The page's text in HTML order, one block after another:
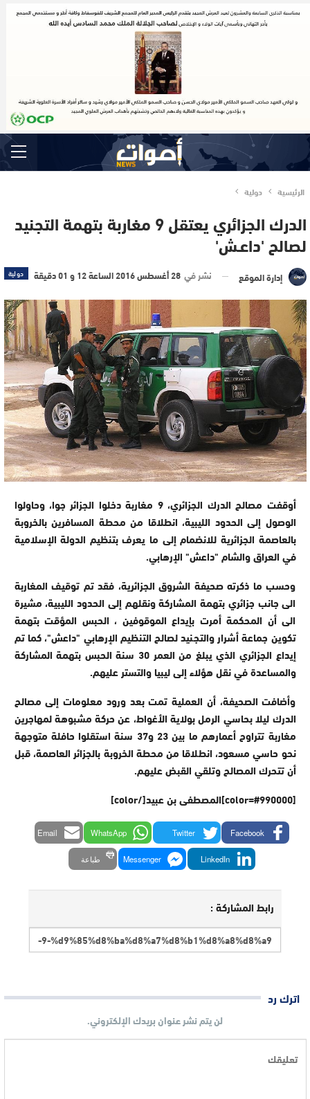
الرئيسية دولية
الدرك الجزائري يعتقل 9 مغاربة بتهمة التجنيد
لصالح 'داعـش'
دولية إدارة الموقع نشر في 28 أغسطس 2016 الساعة 12 و 01 دقيقة
أوقفت مصالح الدرك الجزائري، 9 مغاربة دخلوا الجزائر جوا، وحاولوا
الوصول إلى الحدود الليبية، انطلاقا من محطة المسافرين بالخروبة
بالعاصمة الجزائرية للانضمام إلى ما يعرف بتنظيم الدولة الإسلامية
في العراق والشام "داعش" الإرهابي.
وحسب ما ذكرته صحيفة الشروق الجزائرية، فقد تم توقيف المغاربة
الى جانب جزائري بتهمة المشاركة ونقلهم إلى الحدود الليبية، مشيرة
الى أن المحكمة أمرت بإيداع الموقوفين ، الحبس المؤقت بتهمة
تكوين جماعة أشرار والتجنيد لصالح التنظيم الإرهابي "داعش"، كما تم
إيداع الجزائري الذي يبلغ من العمر 30 سنة الحبس بتهمة المشاركة
والمساعدة في نقل هؤلاء إلى ليبيا والتستر عليهم.
وأضافت الصحيفة، أن العملية تمت بعد ورود معلومات إلى مصالح
الدرك ليلا بحاسي الرمل بولاية الأغواط، عن حركة مشبوهة لمهاجرين
مغاربة تتراوح أعمارهم ما بين 23 و37 سنة استقلوا حافلة متوجهة
نحو حاسي مسعود، انطلاقا من محطة الخروبة بالجزائر العاصمة، قبل
أن تتحرك المصالح وتلقي القبض عليهم.
[color=#990000]المصطفى بن عبيد[/color]
Facebook
Twitter
WhatsApp
Email
LinkedIn
Messenger طباعة
رابط المشاركة :
اترك رد
لن يتم نشر عنوان بريدك الإلكتروني.